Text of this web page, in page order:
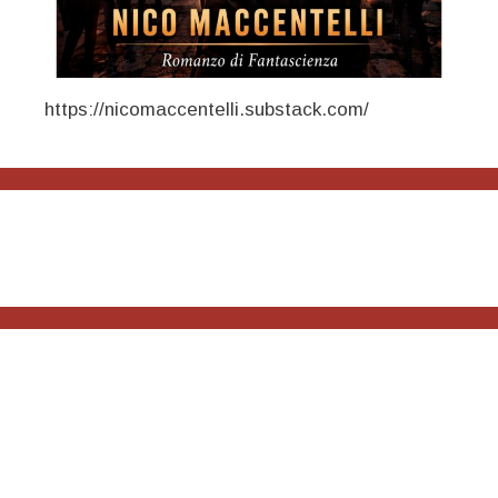
https://nicomaccentelli.substack.com/